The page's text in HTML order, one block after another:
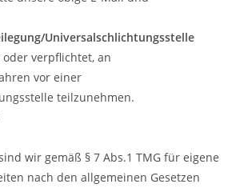
Universalschlichtungsstelle
verpflichtet, an
vor einer
teilzunehmen.
wir gemäß § 7 Abs.1 TMG für eigene
nach den allgemeinen Gesetzen